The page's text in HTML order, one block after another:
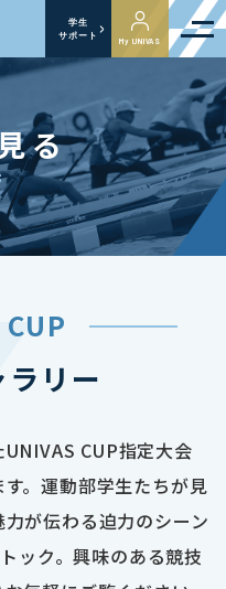
学生
サポート
My UNIVAS
る
リー
CUP指定大会
。運動部学生たちが見
が伝わる迫力のシーン
ック。興味のある競技